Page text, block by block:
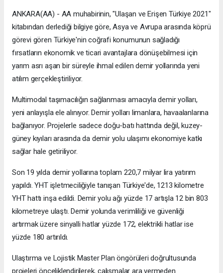
ANKARA(AA) - AA muhabirinin, "Ulaşan ve Erişen Türkiye 2021"
kitabından derlediği bilgiye göre, Asya ve Avrupa arasında köprü
görevi gören Türkiye'nin coğrafi konumunun sağladığı
fırsatların ekonomik ve ticari avantajlara dönüşebilmesi için
yarım asrı aşan bir süreyle ihmal edilen demir yollarında yeni
atılım gerçekleştiriliyor.
Multimodal taşımacılığın sağlanması amacıyla demir yolları,
yeni anlayışla ele alınıyor. Demir yolları limanlara, havaalanlarına
bağlanıyor. Projelerle sadece doğu-batı hattında değil, kuzey-
güney kıyıları arasında da demir yolu ulaşımı ekonomiye katkı
sağlar hale getiriliyor.
Son 19 yılda demir yollarına toplam 220,7 milyar lira yatırım
yapıldı. YHT işletmeciliğiyle tanışan Türkiye'de, 1213 kilometre
YHT hattı inşa edildi. Demir yolu ağı yüzde 17 artışla 12 bin 803
kilometreye ulaştı. Demir yolunda verimliliği ve güvenliği
artırmak üzere sinyalli hatlar yüzde 172, elektrikli hatlar ise
yüzde 180 artırıldı.
Ulaştırma ve Lojistik Master Plan öngörüleri doğrultusunda
projeleri önceliklendirilerek, çalışmalar ara vermeden